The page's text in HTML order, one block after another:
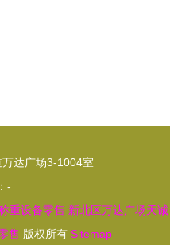
达广场3-1004室
-
重设备零售 新北区万达广场天诚
售 版权所有 Sitemap